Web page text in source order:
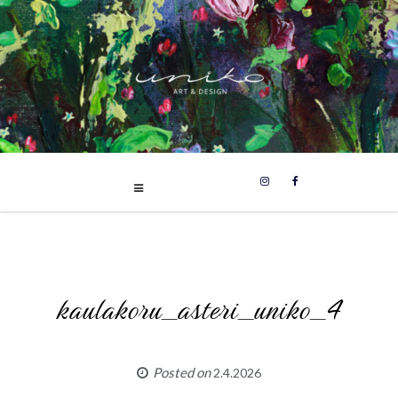
Skip
to
content
UNIKO
Uniikit taidetuotteet
kaulakoru_asteri_uniko_4
Posted on2.4.2026